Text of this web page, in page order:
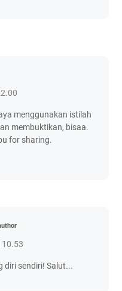
menggunakan istilah
membuktikan, bisaa.
for sharing.
10.53
diri sendiri! Salut...